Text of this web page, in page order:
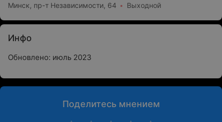
Минск, пр-т Независимости, 64 Выходной
Инфо
Обновлено: июль 2023
Поделитесь мнением